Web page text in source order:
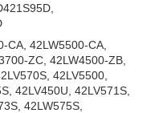
CA, 42LW5500-CA,
ZC, 42LW4500-ZB,
42LV5500,
42LV450U, 42LV571S,
42LW575S,